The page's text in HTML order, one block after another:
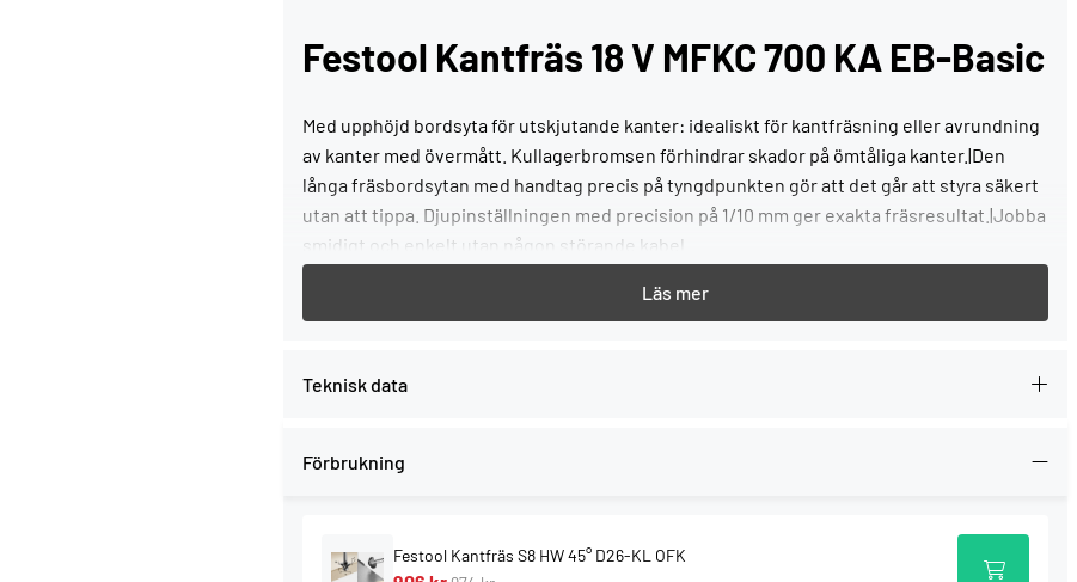
Festool Kantfräs 18 V MFKC 700 KA EB-Basic
Med upphöjd bordsyta för utskjutande kanter: idealiskt för kantfräsning eller avrundning
av kanter med övermått. Kullagerbromsen förhindrar skador på ömtåliga kanter.|Den
långa fräsbordsytan med handtag precis på tyngdpunkten gör att det går att styra säkert
utan att tippa. Djupinställningen med precision på 1/10 mm ger exakta fräsresultat.|Jobba
smidigt och enkelt utan någon störande kabel.
Starka sidor och fördelar
Specialisten: Kantfräs speciellt för kantfräsning och avrundning av utskjutande
Drömlaget: Perfekt komplement till kantlimmaren CONTURO KA 65
Med rätt inställning: Enkel och 1/10 mm exakt inställning av fräsdjupet
Universell: För alla standardfräsar (upp till 32 mm diameter) tack vare 8 mm
Teknisk data
Förbrukning
Festool Kantfräs S8 HW 45° D26-KL OFK